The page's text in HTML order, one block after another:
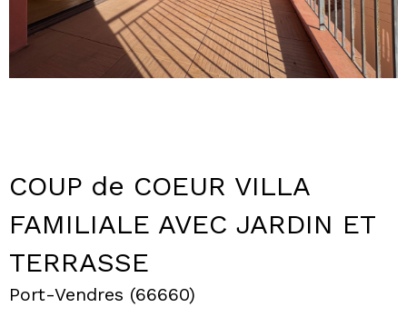
COUP de COEUR VILLA
FAMILIALE AVEC JARDIN ET
TERRASSE
Port-Vendres (66660)